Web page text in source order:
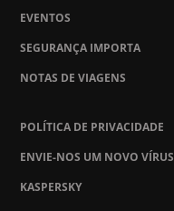
EVENTOS
SEGURANÇA IMPORTA
NOTAS DE VIAGENS
POLÍTICA DE PRIVACIDADE
ENVIE-NOS UM NOVO VÍRUS
KASPERSKY